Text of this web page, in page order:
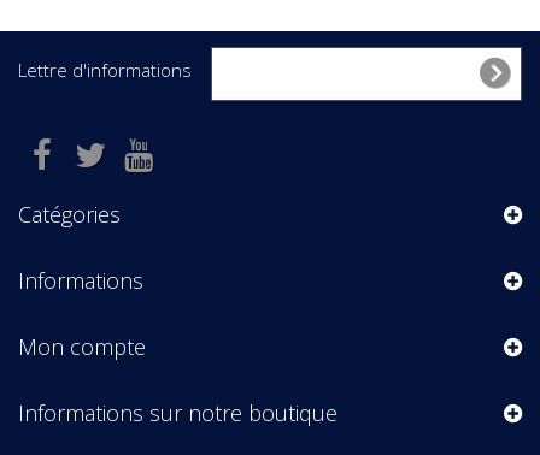
Lettre d'informations
Catégories
Informations
Mon compte
Informations sur notre boutique